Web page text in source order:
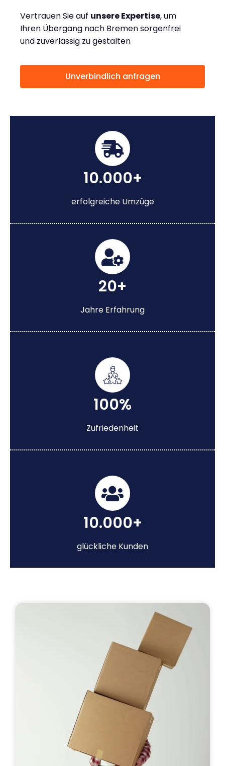
Vertrauen Sie auf unsere Expertise, um
Ihren Übergang nach Bremen sorgenfrei
und zuverlässig zu gestalten
Unverbindlich anfragen
10.000+
erfolgreiche Umzüge
20+
Jahre Erfahrung
100%
Zufriedenheit
10.000+
glückliche Kunden